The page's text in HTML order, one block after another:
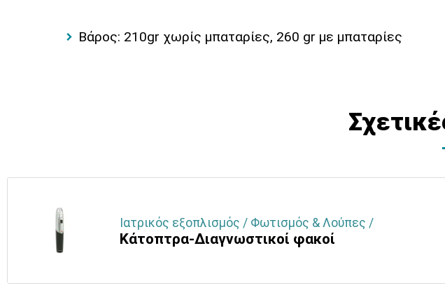
Βάρος: 210gr χωρίς μπαταρίες, 260 gr με μπαταρίες
Ιατρικός εξοπλισμός / Φωτισμός & Λούπες /
Κάτοπτρα-Διαγνωστικοί φακοί